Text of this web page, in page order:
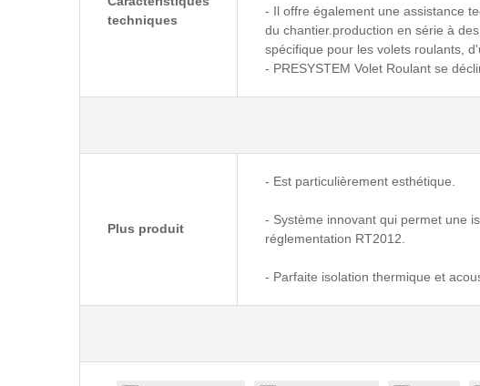
techniques
- Il offre également une assistance
du chantier.production en série à
spécifique pour les volets roulants,
- PRESYSTEM Volet Roulant se
Plus produit
- Est particulièrement esthétique.
- Système innovant qui permet une
réglementation RT2012.
- Parfaite isolation thermique et